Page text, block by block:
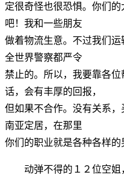
定很奇怪也很恐惧。你们
吧！我和一些朋友
做着物流生意。不过我们
全世界警察都严令
禁止的。所以，我要靠各
话，会有丰厚的回报，
但如果不合作。没有关系
南亚定居，在那里
你们的职业就是各种各样
动弹不得的１２位空姐